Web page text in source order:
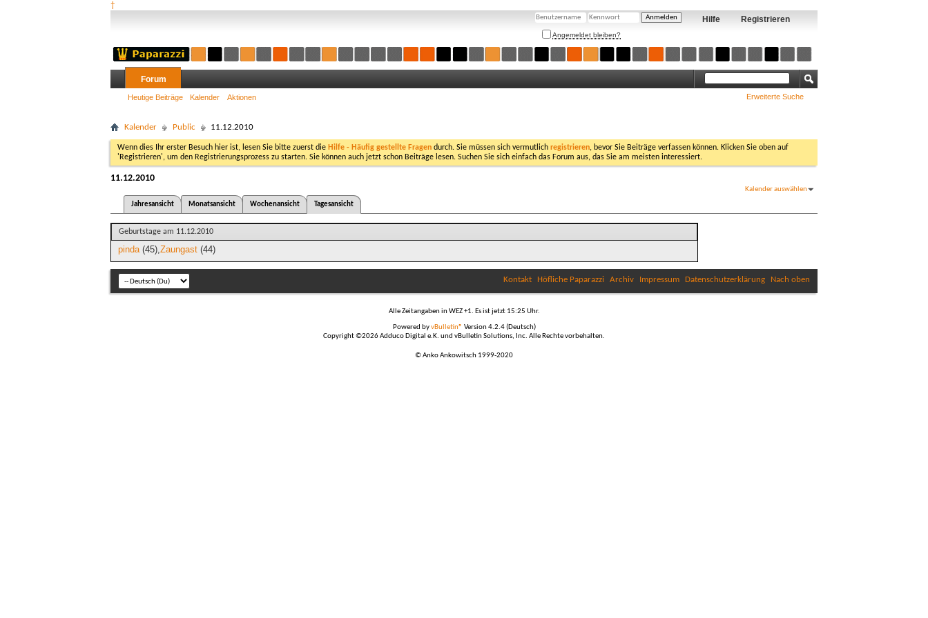
†
Registrieren
Hilfe
Angemeldet bleiben?
Forum
Heutige Beiträge Kalender Aktionen Erweiterte Suche
Kalender Public 11.12.2010
Wenn dies Ihr erster Besuch hier ist, lesen Sie bitte zuerst die Hilfe - Häufig gestellte Fragen durch. Sie müssen sich vermutlich registrieren, bevor Sie Beiträge verfassen können. Klicken Sie oben auf
'Registrieren', um den Registrierungsprozess zu starten. Sie können auch jetzt schon Beiträge lesen. Suchen Sie sich einfach das Forum aus, das Sie am meisten interessiert.
11.12.2010
Kalender auswählen
Jahresansicht
Monatsansicht Wochenansicht Tagesansicht
Geburtstage am 11.12.2010
pinda(45) Zaungast (44)
Kontakt Höfliche Paparazzi Archiv Impressum Datenschutzerklärung Nach oben
Alle Zeitangaben in WEZ +1. Es ist jetzt 15:25 Uhr.
Powered byvBulletin® Version 4.2.4 (Deutsch)
Copyright ©2026 Adduco Digital e.K. und vBulletin Solutions, Inc. Alle Rechte vorbehalten.
© Anko Ankowitsch 1999-2020